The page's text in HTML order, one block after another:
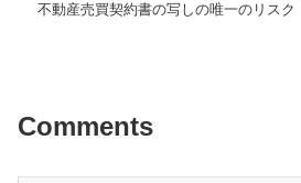
不動産売買契約書の写しの唯一のリスク
Comments